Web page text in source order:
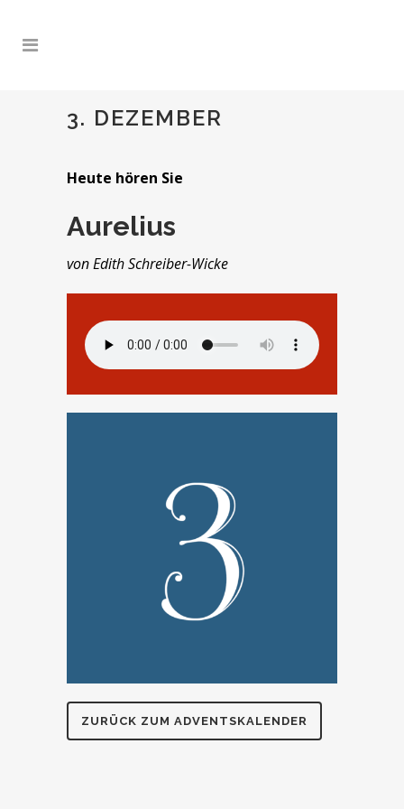
3. DEZEMBER
Heute hören Sie
Aurelius
von Edith Schreiber-Wicke
ZURÜCK ZUM ADVENTSKALENDER